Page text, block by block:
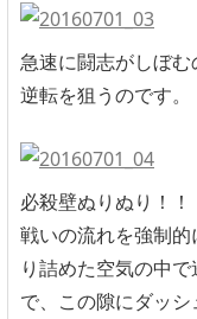
急速に闘志がしぼ
逆転を狙うのです。
必殺壁ぬりぬり！！
戦いの流れを強制
り詰めた空気の中
で、この隙にダッシ